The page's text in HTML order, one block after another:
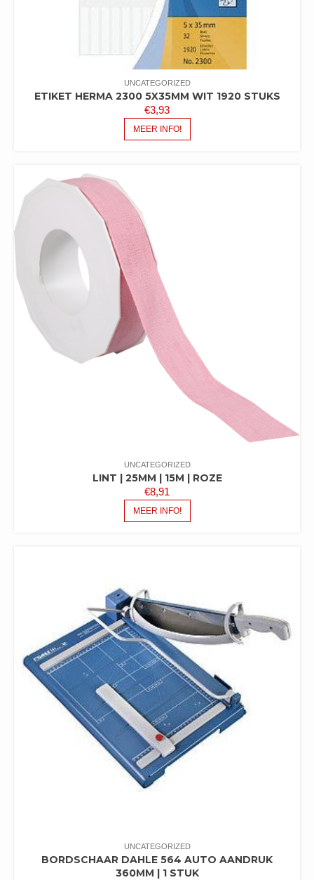
UNCATEGORIZED
ETIKET HERMA 2300 5X35MM WIT 1920 STUKS
€3,93
MEER INFO!
UNCATEGORIZED
LINT | 25MM | 15M | ROZE
€8,91
MEER INFO!
UNCATEGORIZED
BORDSCHAAR DAHLE 564 AUTO AANDRUK
360MM | 1 STUK